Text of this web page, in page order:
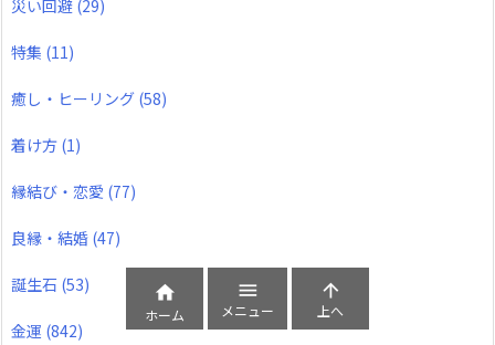
災い回避 (29)
特集 (11)
癒し・ヒーリング (58)
着け方 (1)
縁結び・恋愛 (77)
良縁・結婚 (47)
誕生石 (53)
金運 (842)

ホーム

メニュー

上へ